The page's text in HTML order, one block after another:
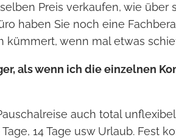
Preis verkaufen, wie über
haben Sie noch eine
kümmert, wenn mal etwas
als wenn ich die einzelnen
auch total
14 Tage usw Urlaub. Fest